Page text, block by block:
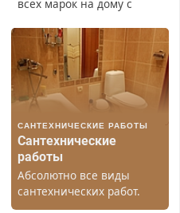
всех марок на дому с
резины. Качественно.
Недорого. Без выходных.
Все районы. Скидка.
Вызов бесплатный.
САНТЕХНИЧЕСКИЕ РАБОТЫ
Сантехнические
работы
Абсолютно все виды
сантехнических работ.
Быстро. Качественно.